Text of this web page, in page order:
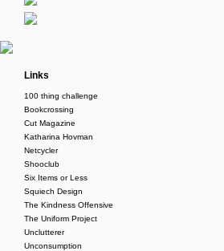
Links
100 thing challenge
Bookcrossing
Cut Magazine
Katharina Hovman
Netcycler
Shooclub
Six Items or Less
Squiech Design
The Kindness Offensive
The Uniform Project
Unclutterer
Unconsumption